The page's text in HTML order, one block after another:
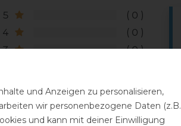
5
0
4
0
3
0
und Anzeigen zu personalisieren,
wir personenbezogene Daten (z.B.
und kann mit deiner Einwilligung